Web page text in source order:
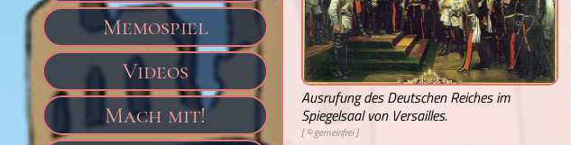
Memospiel
Videos
Mach mit!
Ausrufung des Deutschen Reiches im
Spiegelsaal von Versailles.
[ © gemeinfrei ]